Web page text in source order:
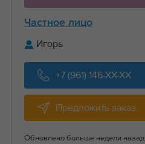
Частное лицо
Игорь
+7 (961) 146-XX-XX
Предложить заказ
Обновлено больше недели назад